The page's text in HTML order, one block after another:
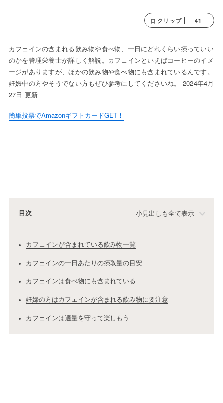
クリップ 41
カフェインの含まれる飲み物や食べ物、一日にどれくらい摂っていい
のかを管理栄養士が詳しく解説。カフェインといえばコーヒーのイメ
ージがありますが、ほかの飲み物や食べ物にも含まれているんです。
妊娠中の方やそうでない方もぜひ参考にしてくださいね。 2024年4月
27日 更新
簡単投票でAmazonギフトカードGET！
目次 小見出しも全て表示
カフェインが含まれている飲み物一覧
カフェインの一日あたりの摂取量の目安
カフェインは食べ物にも含まれている
妊婦の方はカフェインが含まれる飲み物に要注意
カフェインは適量を守って楽しもう